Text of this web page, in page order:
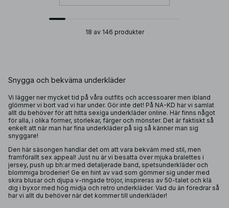
18 av 146 produkter
Snygga och bekväma underkläder
Vi lägger ner mycket tid på våra outfits och accessoarermen ibland
glömmer vi bort vad vi har under. Gör inte det! På NA-KD har vi samlat
allt du behöver för att hitta sexiga underkläder online. Här finns något
för alla, i olika former, storlekar, färger och mönster. Det är faktiskt så
enkelt att när man har fina underkläder på sig så känner man sig
snyggare!
Den här säsongen handlar det om att vara bekväm med stil, men
framförallt sex appeal! Just nu är vi besatta över mjuka bralettes i
jersey, push up bh:ar med detaljerade band, spetsunderkläder och
blommiga broderier! Ge en hint av vad som gömmer sig under med
skira blusar och djupa v-ringade tröjor, inspireras av 50-talet och klä
dig i byxor med hög midja och retro underkläder. Vad du än föredrar så
har vi allt du behöver när det kommer till underkläder!